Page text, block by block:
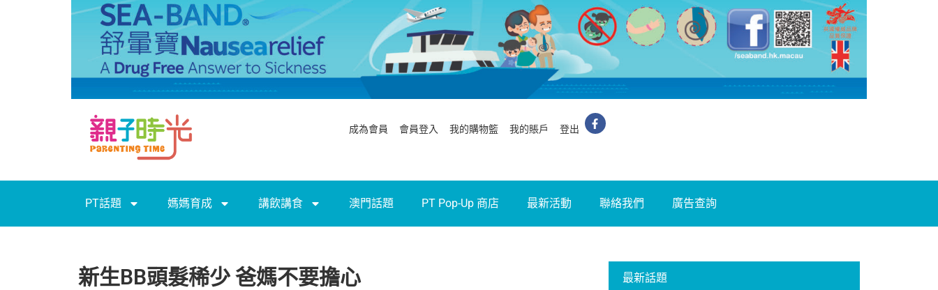
成為會員 會員登入 我的購物籃 我的賬戶 登出
PT話題 媽媽育成 講飲講食 澳門話題 PT Pop-Up 商店 最新活動 聯絡我們 廣告查詢
新生BB頭髮稀少 爸媽不要擔心 最新話題